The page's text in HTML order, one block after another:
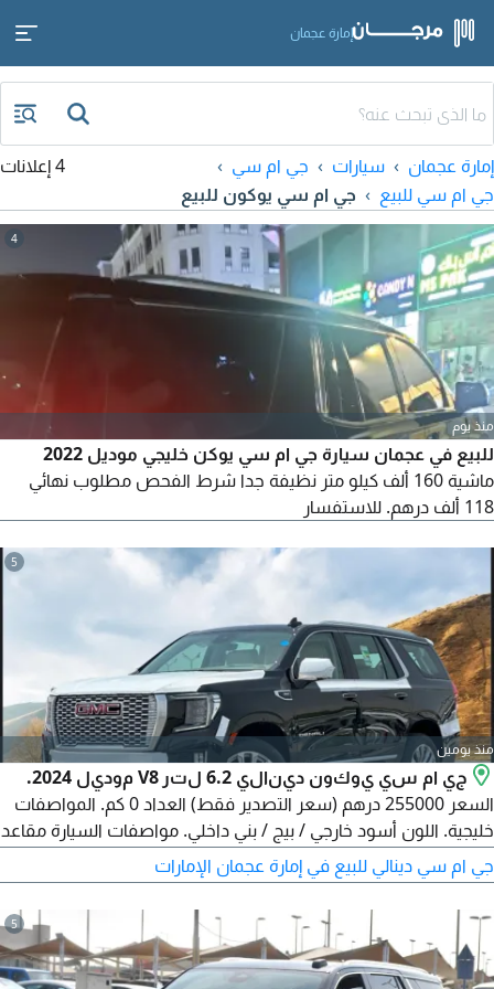
إمارة عجمان
إمارة عجمان سيارات
جي ام سي
جي ام سي للبيع
جي ام سي يوكون للبيع
4 إعلانات
4
منذ يوم
للبيع في عجمان سيارة جي ام سي يوكن خليجي موديل 2022
ماشية 160 ألف كيلو متر نظيفة جدا شرط الفحص مطلوب نهائي
118 ألف درهم. للاستفسار
5
منذ يومين
جي ام سي يوكون دينالي 6.2 لتر V8 موديل 2024.
السعر 255000 درهم (سعر التصدير فقط) العداد 0 كم. المواصفات
خليجية. اللون أسود خارجي / بيج / بني داخلي. مواصفات السيارة مقاعد
شاشات خلفية (اختيارية) بتقنية لمس 12.6 انش، سماعات وايرلس
وهد فونز، شاشة وسطية تعمل باللمس بقياس 10.2 انش، شاشة
عدادات رقمية بقياس 12 انش
جي ام سي دينالي للبيع في إمارة عجمان الإمارات
5